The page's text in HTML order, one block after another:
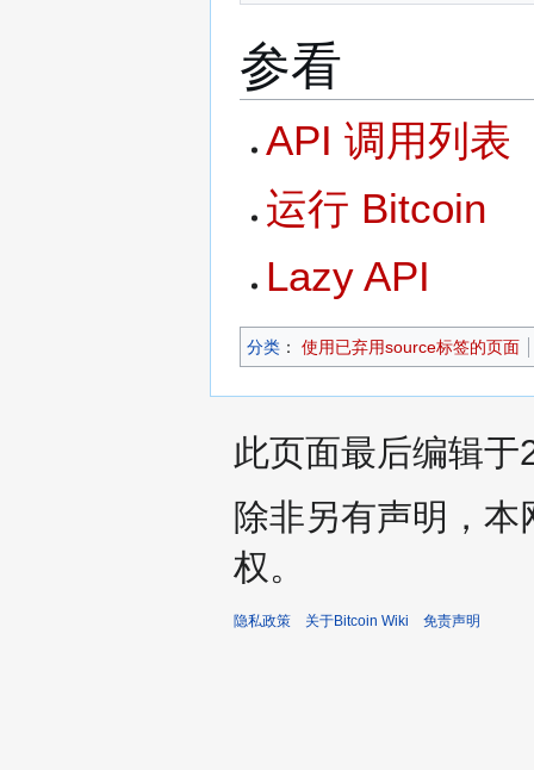
参看
API 调用列表
运行 Bitcoin
Lazy API
分类 ：​ 使用已弃用source标签的页面
此页面最后编辑
除非另有声明，本
权。
隐私政策 关于Bitcoin Wiki 免责声明